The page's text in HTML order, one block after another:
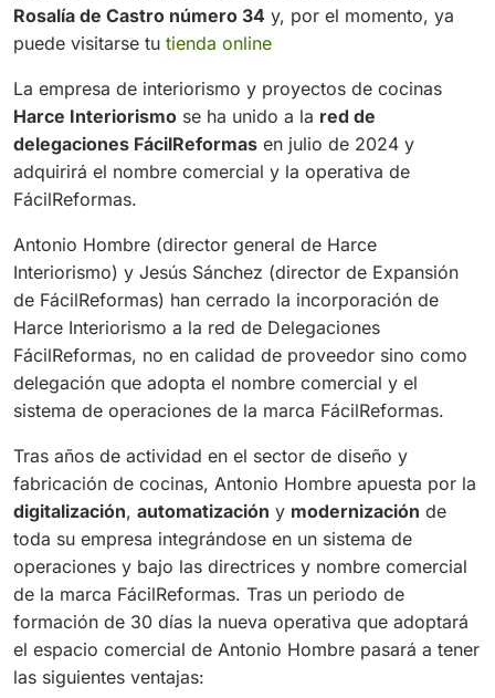
Rosalía de Castro número 34 y, por el momento, ya
puede visitarse tu tienda online
La empresa de interiorismo y proyectos de cocinas
Harce Interiorismo se ha unido a la red de
delegaciones FácilReformas en julio de 2024 y
adquirirá el nombre comercial y la operativa de
FácilReformas.
Antonio Hombre (director general de Harce
Interiorismo) y Jesús Sánchez (director de Expansión
de FácilReformas) han cerrado la incorporación de
Harce Interiorismo a la red de Delegaciones
FácilReformas, no en calidad de proveedor sino como
delegación que adopta el nombre comercial y el
sistema de operaciones de la marca FácilReformas.
Tras años de actividad en el sector de diseño y
fabricación de cocinas, Antonio Hombre apuesta por la
digitalización, automatización y modernización de
toda su empresa integrándose en un sistema de
operaciones y bajo las directrices y nombre comercial
de la marca FácilReformas. Tras un periodo de
formación de 30 días la nueva operativa que adoptará
el espacio comercial de Antonio Hombre pasará a tener
las siguientes ventajas: